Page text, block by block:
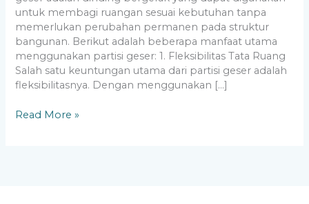
untuk membagi ruangan sesuai kebutuhan tanpa
memerlukan perubahan permanen pada struktur
bangunan. Berikut adalah beberapa manfaat utama
menggunakan partisi geser: 1. Fleksibilitas Tata Ruang
Salah satu keuntungan utama dari partisi geser adalah
fleksibilitasnya. Dengan menggunakan […]
Read More »